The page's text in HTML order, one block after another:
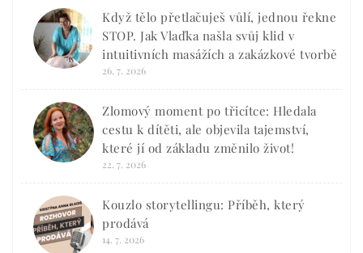
Když tělo přetlačuješ vůlí, jednou řekne
STOP. Jak Vlaďka našla svůj klid v
intuitivních masážích a zakázkové tvorbě
26. 7. 2026
Zlomový moment po třicítce: Hledala
cestu k dítěti, ale objevila tajemství,
které jí od základu změnilo život!
22. 7. 2026
Kouzlo storytellingu: Příběh, který
prodává
14. 7. 2026